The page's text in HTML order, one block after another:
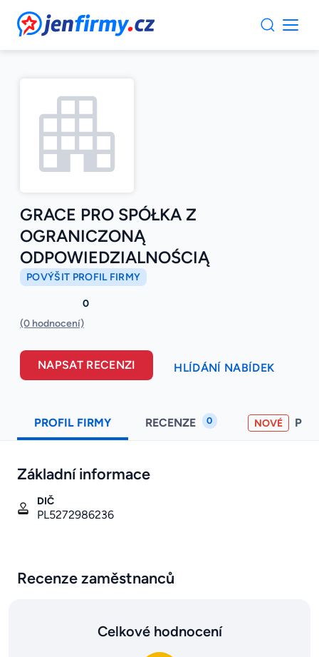
JenFirmy.cz
GRACE PRO SPÓŁKA Z
OGRANICZONĄ
ODPOWIEDZIALNOŚCIĄ
POVÝŠIT PROFIL FIRMY
0
(0 hodnocení)
NAPSAT RECENZI HLÍDÁNÍ NABÍDEK
PROFIL FIRMY RECENZE 0 NOVÉ
Základní informace
DIČ
PL5272986236
Recenze zaměstnanců
Celkové hodnocení